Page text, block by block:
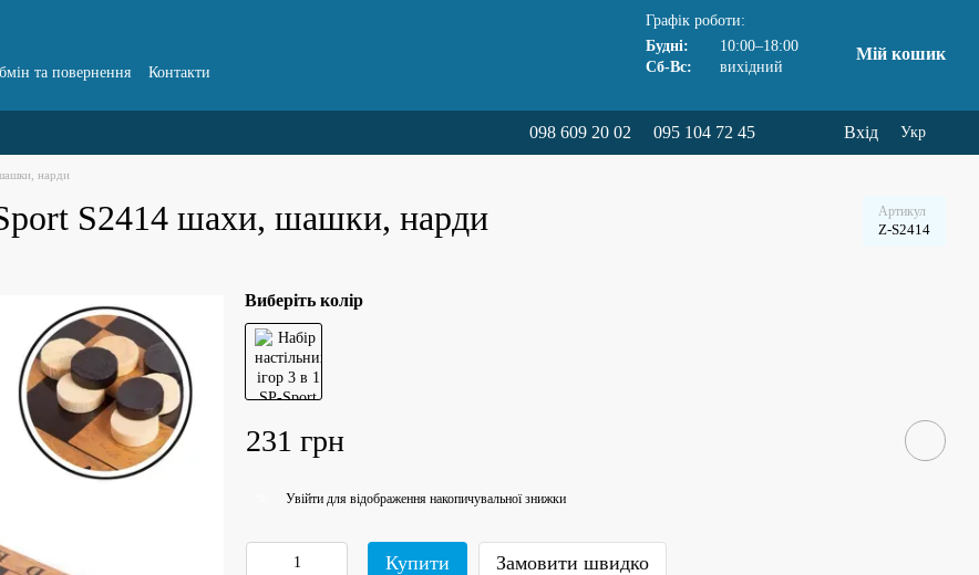
та повернення Контакти
Графік роботи:
Будні:
10:00–18:00
Сб-Вс:
вихідний
Мій кошик
098 609 20 02 095 104 72 45 Вхід Укр
нарди
Sport S2414 шахи, шашки, нарди Артикул
Z-S2414
Виберіть колір
231 грн
Увійти для відображення накопичувальної знижки
Купити Замовити швидко